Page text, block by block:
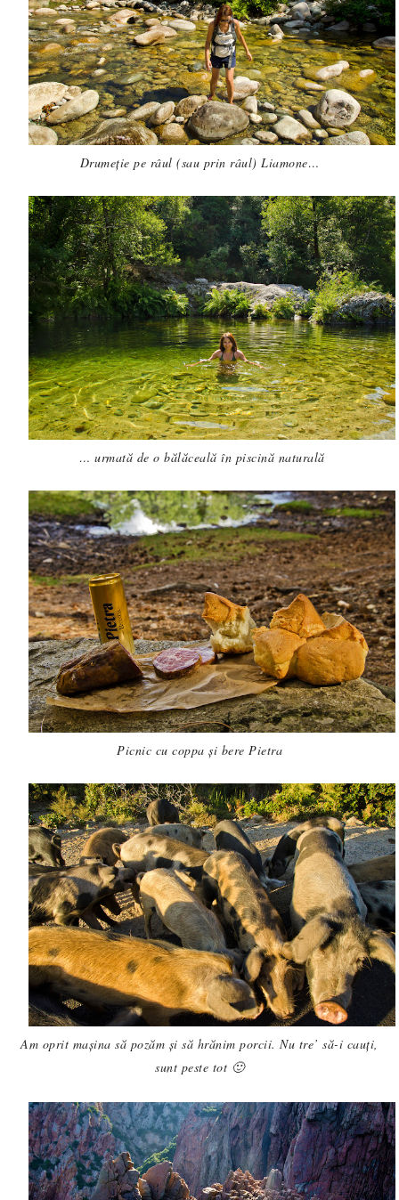
Drumeție pe râul (sau prin râul) Liamone…
… urmată de o bălăceală în piscină naturală
Picnic cu coppa și bere Pietra
Am oprit mașina să pozăm și să hrănim porcii. Nu tre’ să-i cauți,
sunt peste tot 🙂